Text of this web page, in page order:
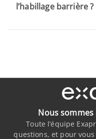
l’habillage barrière ?
Nous
Toute l’équipe
questions, et pour